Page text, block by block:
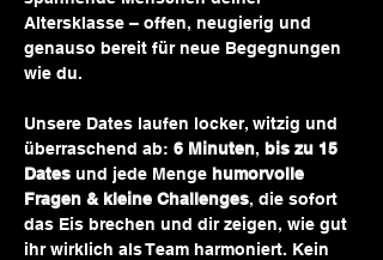
Altersklasse – offen, neugierig und
genauso bereit für neue Begegnungen
wie du.
Unsere Dates laufen locker, witzig und
überraschend ab: 6 Minuten, bis zu 15
Dates und jede Menge humorvolle
Fragen & kleine Challenges, die sofort
das Eis brechen und dir zeigen, wie gut
ihr wirklich als Team harmoniert. Kein